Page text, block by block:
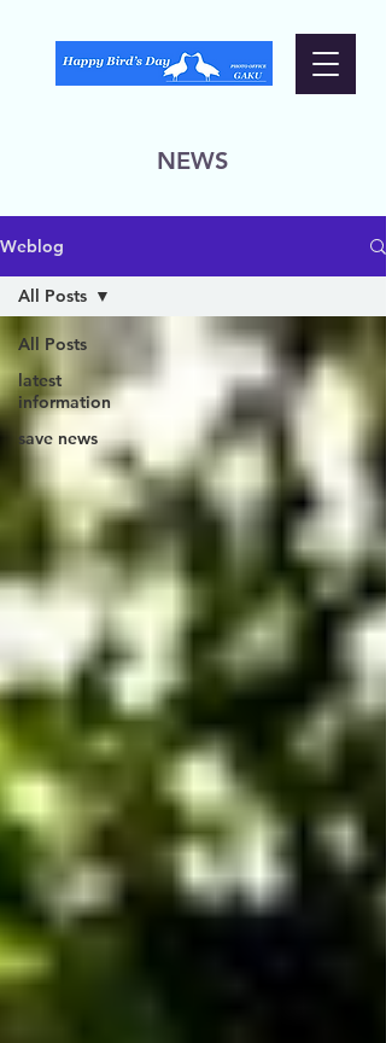
NEWS
Weblog
All Posts
latest
information
save news
All Posts